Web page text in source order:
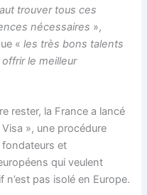
trouver tous ces
nécessaires »,
«les très bons talents
offrir le meilleur
rester, la France a lancé
», une procédure
fondateurs et
qui veulent
n’est pas isolé en Europe.